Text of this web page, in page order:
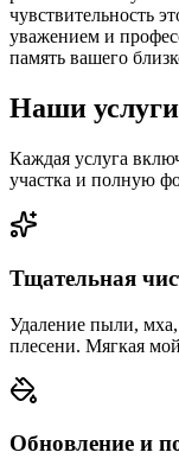
чувствительность
уважением и
память вашего
Наши
Каждая услуга
участка и полную
Тщательная
Удаление пыли, мха,
плесени. Мягкая
Обновление и